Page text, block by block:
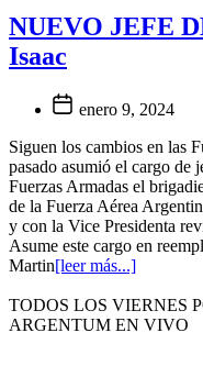
NUEVO JEFE
Isaac
enero 9, 2024
Siguen los cambios en las
pasado asumió el cargo de
Fuerzas Armadas el
de la Fuerza Aérea
y con la Vice Presidenta
Asume este cargo en
Martin[leer más...]
TODOS LOS VIERNES
ARGENTUM EN VIVO